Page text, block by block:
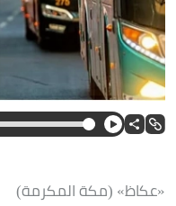
«عكاظ» (مكة المكرمة)